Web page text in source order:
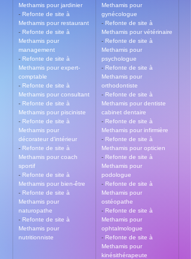
Methamis pour jardinier
- Refonte de site à
Methamis pour restaurant
- Refonte de site à
Methamis pour
management
- Refonte de site à
Methamis pour expert-
comptable
- Refonte de site à
Methamis pour consultant
- Refonte de site à
Methamis pour pisciniste
- Refonte de site à
Methamis pour
décorateur d’intérieur
- Refonte de site à
Methamis pour coach
sportif
- Refonte de site à
Methamis pour bien-être
- Refonte de site à
Methamis pour
naturopathe
- Refonte de site à
Methamis pour
nutritionniste
Methamis pour
gynécologue
- Refonte de site à
Methamis pour vétérinaire
- Refonte de site à
Methamis pour
psychologue
- Refonte de site à
Methamis pour
orthodontiste
- Refonte de site à
Methamis pour dentiste
cabinet dentaire
- Refonte de site à
Methamis pour infirmière
- Refonte de site à
Methamis pour opticien
- Refonte de site à
Methamis pour
podologue
- Refonte de site à
Methamis pour
ostéopathe
- Refonte de site à
Methamis pour
ophtalmologue
- Refonte de site à
Methamis pour
kinésithérapeute